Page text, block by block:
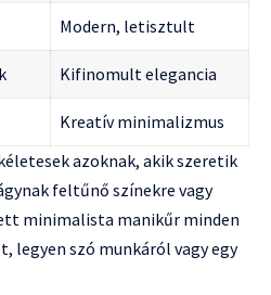
Modern, letisztult
Kifinomult elegancia
Kreatív minimalizmus
azoknak, akik szeretik
feltűnő színekre vagy
minimalista manikűr minden
legyen szó munkáról vagy egy